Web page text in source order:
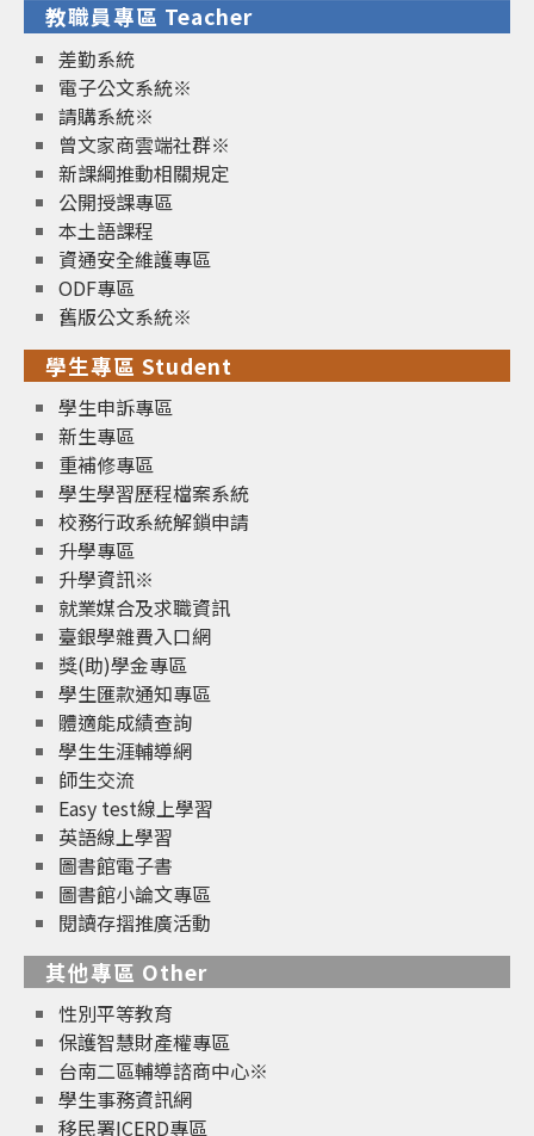
教職員專區 Teacher
差勤系統
電子公文系統※
請購系統※
曾文家商雲端社群※
新課綱推動相關規定
公開授課專區
本土語課程
資通安全維護專區
ODF專區
舊版公文系統※
學生專區 Student
學生申訴專區
新生專區
重補修專區
學生學習歷程檔案系統
校務行政系統解鎖申請
升學專區
升學資訊※
就業媒合及求職資訊
臺銀學雜費入口網
獎(助)學金專區
學生匯款通知專區
體適能成績查詢
學生生涯輔導網
師生交流
Easy test線上學習
英語線上學習
圖書館電子書
圖書館小論文專區
閱讀存摺推廣活動
其他專區 Other
性別平等教育
保護智慧財產權專區
台南二區輔導諮商中心※
學生事務資訊網
移民署ICERD專區